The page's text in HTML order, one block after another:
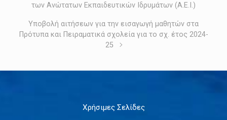
των Ανώτατων Εκπαιδευτικών Ιδρυμάτων (Α.Ε.Ι.)
Υποβολή αιτήσεων για την εισαγωγή μαθητών στα
Πρότυπα και Πειραματικά σχολεία για το σχ. έτος 2024-
25
Χρήσιμες Σελίδες